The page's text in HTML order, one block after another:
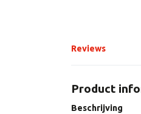
Reviews
Product
Beschrijving